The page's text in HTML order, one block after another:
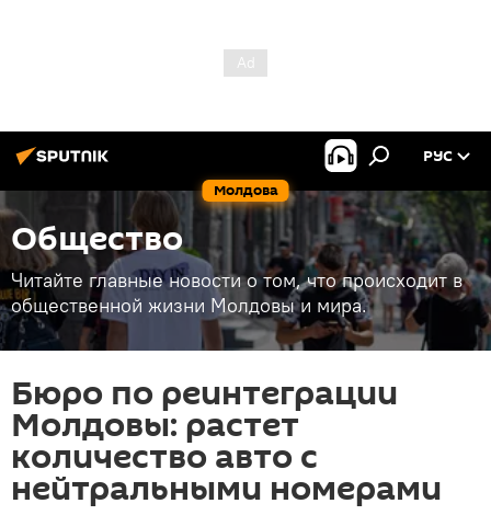
Молдова
РУС
Общество
Читайте главные новости о том, что происходит в
общественной жизни Молдовы и мира.
Бюро по реинтеграции
Молдовы: растет
количество авто с
нейтральными номерами